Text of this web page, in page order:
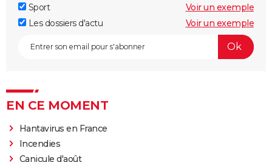
Sport
Voir un exemple
Les dossiers d'actu
Voir un exemple
EN CE MOMENT
Hantavirus en France
Incendies
Canicule d'août